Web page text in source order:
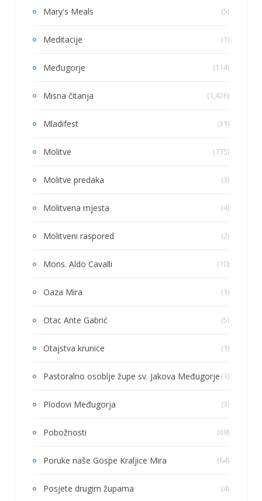
Mary's Meals (5)
Meditacije (1)
Međugorje (114)
Misna čitanja (1,426)
Mladifest (31)
Molitve (735)
Molitve predaka (3)
Molitvena mjesta (4)
Molitveni raspored (2)
Mons. Aldo Cavalli (10)
Oaza Mira (1)
Otac Ante Gabrić (5)
Otajstva krunice (1)
Pastoralno osoblje župe sv. Jakova Međugorje (1)
Plodovi Međugorja (3)
Pobožnosti (69)
Poruke naše Gospe Kraljice Mira (64)
Posjete drugim župama (4)